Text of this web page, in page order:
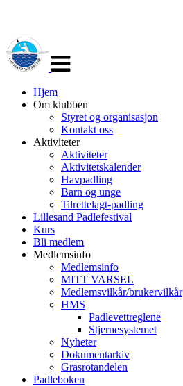
navigasjon
Hjem
Om klubben
Styret og organisasjon
Kontakt oss
Aktiviteter
Aktiviteter
Aktivitetskalender
Havpadling
Barn og unge
Tilrettelagt-padling
Lillesand Padlefestival
Kurs
Bli medlem
Medlemsinfo
Medlemsinfo
MITT VARSEL
Medlemsvilkår/brukervilkår
HMS
Padlevettreglene
Stjernesystemet
Nyheter
Dokumentarkiv
Grasrotandelen
Padleboken